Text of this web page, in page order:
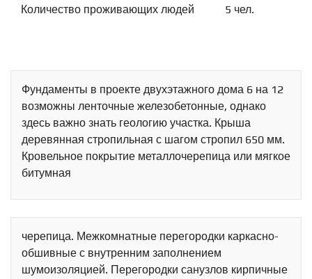
Количество проживающих людей 5 чел.
Фундаменты в проекте двухэтажного дома 6 на 12
возможны ленточные железобетонные, однако
здесь важно знать геологию участка. Крыша
деревянная стропильная с шагом стропил 650 мм.
Кровельное покрытие металлочерепица или мягкое
битумная
черепица. Межкомнатные перегородки каркасно-
обшивные с внутренним заполнением
шумоизоляцией. Перегородки санузлов кирпичные